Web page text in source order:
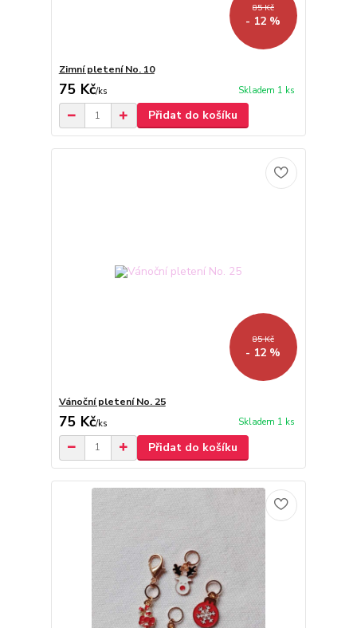
85 Kč
- 12 %
Zimní pletení No. 10
75 Kč/ks Skladem 1 ks
Přidat do košíku
85 Kč
- 12 %
Vánoční pletení No. 25
75 Kč/ks Skladem 1 ks
Přidat do košíku